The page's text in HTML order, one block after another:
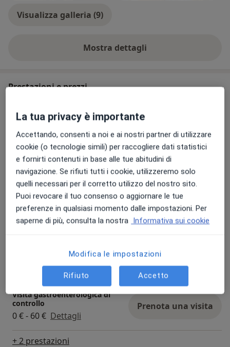
Endoscopia Digestiva; fino al 2021 ha invece espletato
Visita specialistica di Gastroenterologia
Iscritto all’Ordine dei Medici Chirurghi e degli
Odontoiatri di Varese, albo dei Medici n. 02301
Visualizza galleria (9)
Mostra dettagli
sull'esperienza
Prestazioni e prezzi
gastroenterologica
Prenota una visita
Visita gastroenterologica
100 € - 120 € Dettagli Prenota una visita
Visione esami e referti
Prestazione
gratuita
Dettagli Prenota una visita
Visita chirurgica
Dettagli Prenota una visita
Visita gastroenterologica di
controllo
0 € - 60 € Dettagli
Prenota una visita
+ 2 prestazioni
La tua privacy è importante
Accettando, consenti a noi e ai nostri partner di utilizzare
cookie (o tecnologie simili) per raccogliere dati statistici
e fornirti contenuti in base alle tue abitudini di
navigazione. Se rifiuti tutti i cookie, utilizzeremo solo
quelli necessari per il corretto utilizzo del nostro sito.
Puoi revocare il tuo consenso o aggiornare le tue
preferenze in qualsiasi momento dalle impostazioni. Per
saperne di più, consulta la nostra Informativa sui cookie
Modifica le impostazioni
Rifiuto Accetto